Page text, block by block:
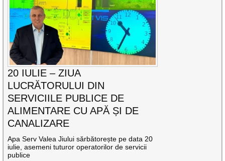
20 IULIE – ZIUA
LUCRĂTORULUI DIN
SERVICIILE PUBLICE DE
ALIMENTARE CU APĂ ȘI DE
CANALIZARE
Apa Serv Valea Jiului sărbătorește pe data 20
iulie, asemeni tuturor operatorilor de servicii
publice